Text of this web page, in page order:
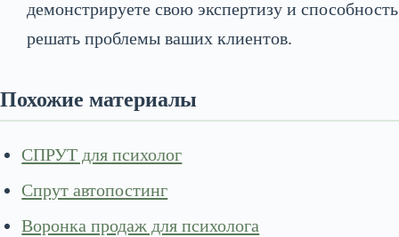
демонстрируете свою экспертизу и способность
решать проблемы ваших клиентов.
Похожие материалы
СПРУТ для психолог
Спрут автопостинг
Воронка продаж для психолога